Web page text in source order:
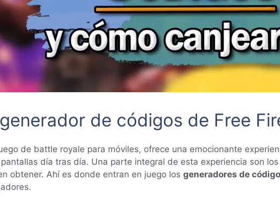
de códigos de Free
de battle royale para móviles, ofrece una emocionante
día tras día. Una parte integral de esta experiencia son
obtener. Ahí es donde entran en juego los generadores de